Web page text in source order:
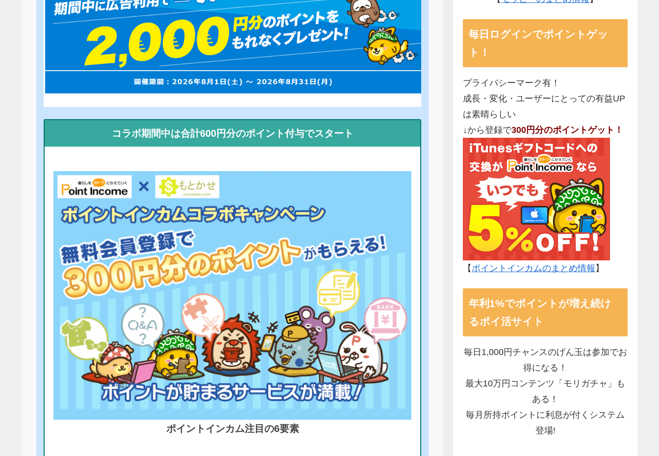
コラボ期間中は合計600円分のポイント付与でスタート
ポイントインカム注目の6要素
毎日ログインでポイントゲッ
ト！
プライバシーマーク有！
成長・変化・ユーザーにとっての有益UP
は素晴らしい
↓から登録で300円分のポイントゲット！
【 ポイントインカムのまとめ情報 】
年利1%でポイントが増え続け
るポイ活サイト
毎日1,000円チャンスのげん玉は参加でお
得になる！
最大10万円コンテンツ「モリガチャ」も
ある！
毎月所持ポイントに利息が付くシステム
登場!